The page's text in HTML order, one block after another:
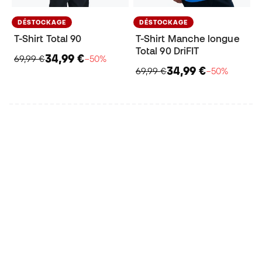
DÉSTOCKAGE
T-Shirt Total 90
69,99 €34,99 €−50%
DÉSTOCKAGE
T-Shirt Manche longue
Total 90 DriFIT
69,99 €34,99 €−50%